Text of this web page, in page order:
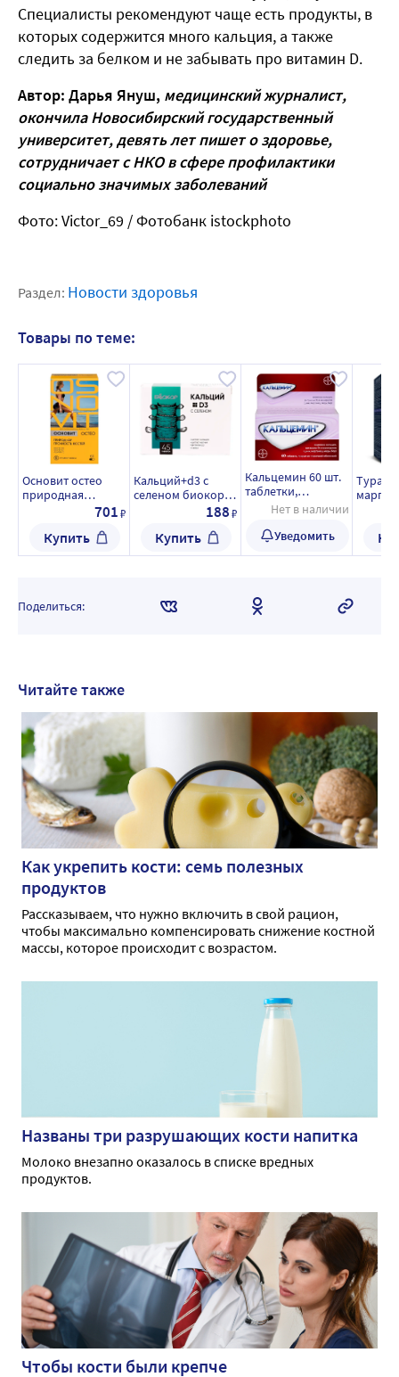
Специалисты рекомендуют чаще есть продукты, в
которых содержится много кальция, а также
следить за белком и не забывать про витамин D.
Автор: Дарья Януш, медицинский журналист,
окончила Новосибирский государственный
университет, девять лет пишет о здоровье,
сотрудничает с НКО в сфере профилактики
социально значимых заболеваний
Фото: Victor_69 / Фотобанк istockphoto
Раздел: Новости здоровья
Товары по теме:
Основит остео
природная
прочность костей
массой 596 мг
701₽
Купить
Кальций+d3 с
селеном биокор
45 шт. таблетки188₽
Купить
Кальцемин 60 шт.
таблетки,
покрытые
оболочкой
Нет в наличии
Уведомить
0,2 г
Поделиться:
Читайте также
Как укрепить кости: семь полезных
продуктов
Рассказываем, что нужно включить в свой рацион,
чтобы максимально компенсировать снижение костной
массы, которое происходит с возрастом.
Названы три разрушающих кости напитка
Молоко внезапно оказалось в списке вредных
продуктов.
Чтобы кости были крепче